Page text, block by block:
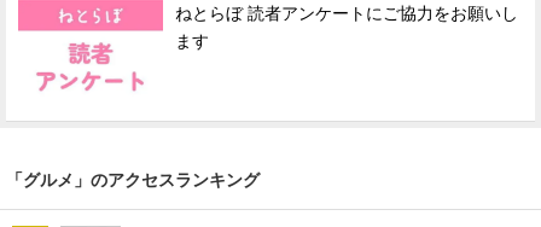
ねとらぼ 読者アンケートにご協力をお願いし
ます
「グルメ」のアクセスランキング